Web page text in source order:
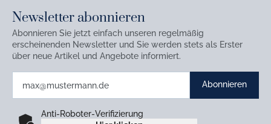
Newsletter abonnieren
Abonnieren Sie jetzt einfach unseren regelmäßig
erscheinenden Newsletter und Sie werden stets als Erster
über neue Artikel und Angebote informiert.
Abonnieren
Anti-Roboter-Verifizierung